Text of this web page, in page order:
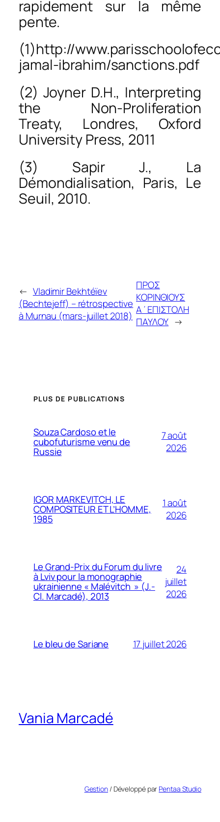
rapidement sur la même
pente.
(1)http://
jamal-ibrahim/sanctions.pdf
(2) Joyner D.H., Interpreting
the Non-Proliferation
Treaty, Londres, Oxford
University Press, 2011
(3) Sapir J., La
Démondialisation, Paris, Le
Seuil, 2010.
← Vladimir Bekhtéïev
(Bechtejeff) – rétrospective
à Murnau (mars-juillet 2018)
ΠΡΟΣ
ΚΟΡΙΝΘΙΟΥΣ
Α΄ΕΠΙΣΤΟΛΗ
ΠΑΥΛΟΥ. →
PLUS DE PUBLICATIONS
Souza Cardoso et le
cubofuturisme venu de
Russie
7 août
2026
IGOR MARKEVITCH, LE
COMPOSITEUR ET L’HOMME,
1985
1 août
2026
Le Grand-Prix du Forum du livre
à Lviv pour la monographie
ukrainienne « Malévitch » (J.-
Cl. Marcadé), 2013
24
juillet
2026
Le bleu de Sariane 17 juillet 2026
Vania Marcadé
Gestion/ Développé par Pentaa Studio